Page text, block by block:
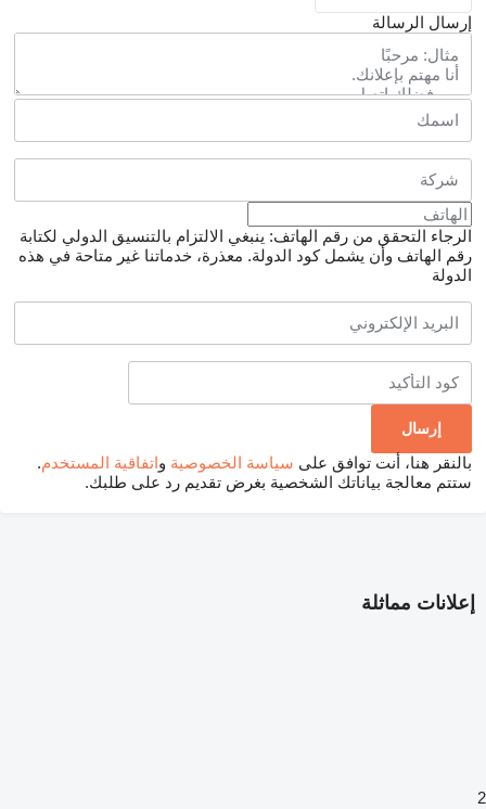
إرسال الرسالة
الرجاء التحقق من رقم الهاتف: ينبغي الالتزام بالتنسيق الدولي لكتابة
رقم الهاتف وأن يشمل كود الدولة. معذرة، خدماتنا غير متاحة في هذه
الدولة
بالنقر هنا، أنت توافق على سياسة الخصوصية واتفاقية المستخدم.
ستتم معالجة بياناتك الشخصية بغرض تقديم رد على طلبك.
إعلانات مماثلة
2